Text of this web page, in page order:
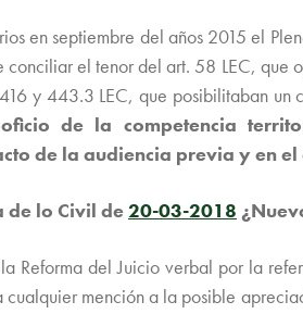
en septiembre del años 2015 el
el tenor del art. 58 LEC, que
y 443.3 LEC, que posibilitaban
de la competencia
de la audiencia previa y en
de lo Civil de20-03-2018
Reforma del Juicio verbal por la
mención a la posible